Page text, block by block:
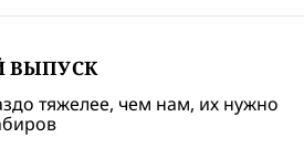
ВЫПУСК
тяжелее, чем нам, их нужно